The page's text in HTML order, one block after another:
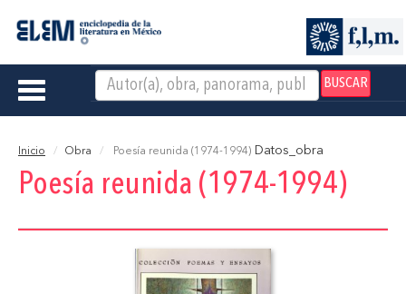
BUSCAR
Toggle
Inicio Obra Poesía reunida (1974-1994) Datos_obra
Poesía reunida (1974-1994)